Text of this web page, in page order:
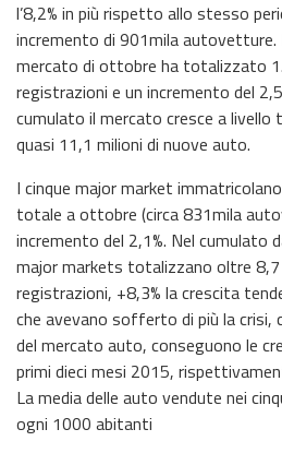
l’8,2% in più rispetto allo stesso
incremento di 901mila autovetture.
mercato di ottobre ha totalizzato
registrazioni e un incremento del
cumulato il mercato cresce a livello
quasi 11,1 milioni di nuove auto.
I cinque major market
totale a ottobre (circa 831mila
incremento del 2,1%. Nel cumulato
major markets totalizzano oltre 8,7
registrazioni, +8,3% la crescita
che avevano sofferto di più la crisi,
del mercato auto, conseguono le
primi dieci mesi 2015,
La media delle auto vendute nei
ogni 1000 abitanti